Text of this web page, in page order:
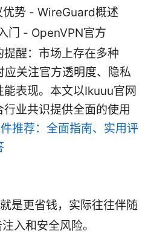
势 - WireGuard概述
门 - OpenVPN官方
醒：市场上存在多种
应关注官方透明度、隐私
表现。本文以Ikuuu官网
业共识提供全面的使用
推荐：全面指南、实用评
是更省钱，实际往往伴随
入和安全风险。